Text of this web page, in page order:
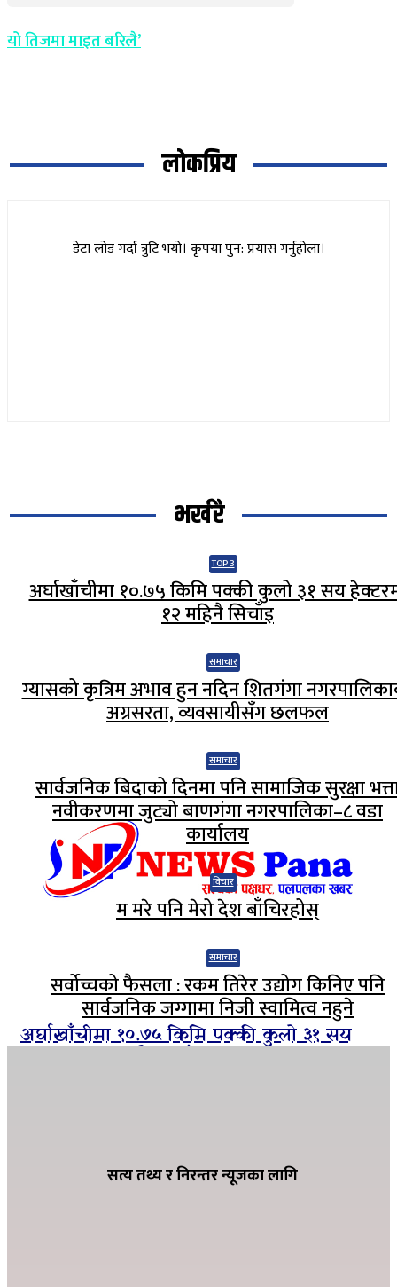
यो तिजमा माइत बरिलै’
लोकप्रिय
डेटा लोड गर्दा त्रुटि भयो। कृपया पुन: प्रयास गर्नुहोला।
भर्खरै
TOP 3
अर्घाखाँचीमा १०.७५ किमि पक्की कुलो ३१ सय
१२ महिनै सिचाँइ
समाचार
ग्यासको कृत्रिम अभाव हुन नदिन शितगंगा
अग्रसरता, व्यवसायीसँग छलफल
समाचार
सार्वजनिक बिदाको दिनमा पनि सामाजिक सुरक्षा
नवीकरणमा जुट्यो बाणगंगा नगरपालिका–८ वडा
कार्यालय
विचार
म मरे पनि मेरो देश बाँचिरहोस्
समाचार
सर्वोच्चको फैसला : रकम तिरेर उद्योग किनिए पनि
सार्वजनिक जग्गामा निजी स्वामित्व नहुने
अर्घाखाँचीमा १०.७५ किमि पक्की कुलो ३१ सय
सत्य तथ्य र निरन्तर न्यूजका लागि